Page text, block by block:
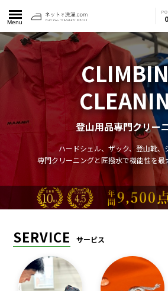
Menu 0
登山用品専門クリー
ハードシェル、ザック、登山靴、
専門クリーニングと匠撥水で機能性を最
SERVICE サービス